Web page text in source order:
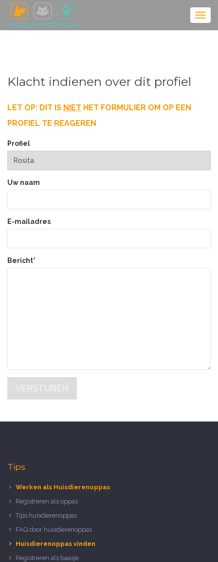
Klacht indienen over dit profiel
LET OP: DIT IS NIET HET FORMULIER OM OP EEN
PROFIEL TE REAGEREN
Profiel
Uw naam
E-mailadres
Bericht*
VERSTUREN
Tips
Werken als Huisdierenoppas
Registreren als oppas
Tips huisdierenoppas
FAQ door huisdierenoppas
Huisdierenoppas vinden
Registreren als baasje